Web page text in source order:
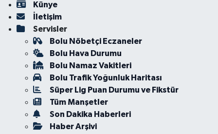
Künye
İletişim
Servisler
Bolu Nöbetçi Eczaneler
Bolu Hava Durumu
Bolu Namaz Vakitleri
Bolu Trafik Yoğunluk Haritası
Süper Lig Puan Durumu ve Fikstür
Tüm Manşetler
Son Dakika Haberleri
Haber Arşivi